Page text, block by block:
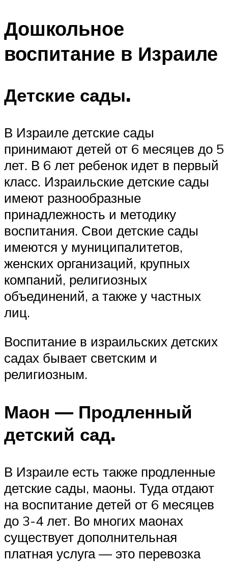
Дошкольное
воспитание в Израиле
Детские сады.
В Израиле детские сады
принимают детей от 6 месяцев до 5
лет. В 6 лет ребенок идет в первый
класс. Израильские детские сады
имеют разнообразные
принадлежность и методику
воспитания. Свои детские сады
имеются у муниципалитетов,
женских организаций, крупных
компаний, религиозных
объединений, а также у частных
лиц.
Воспитание в израильских детских
садах бывает светским и
религиозным.
Маон — Продленный
детский сад.
В Израиле есть также продленные
детские сады, маоны. Туда отдают
на воспитание детей от 6 месяцев
до 3-4 лет. Во многих маонах
существует дополнительная
платная услуга — это перевозка